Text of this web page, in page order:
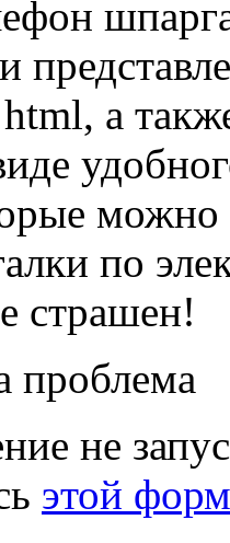
а
можно
по
страшен!
проблема
не
этой